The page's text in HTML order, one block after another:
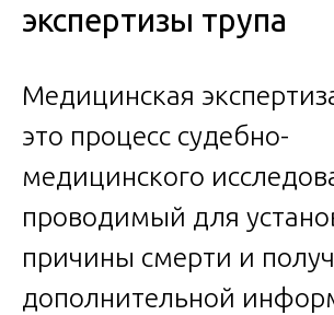
экспертизы трупа
Медицинская
это процесс судебно-
медицинского
проводимый для
причины смерти и
дополнительной